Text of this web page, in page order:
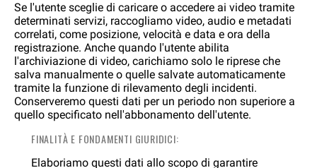
Se l'utente sceglie di caricare o accedere ai video tramite
determinati servizi, raccogliamo video, audio e metadati
correlati, come posizione, velocità e data e ora della
registrazione. Anche quando l'utente abilita
l'archiviazione di video, carichiamo solo le riprese che
salva manualmente o quelle salvate automaticamente
tramite la funzione di rilevamento degli incidenti.
Conserveremo questi dati per un periodo non superiore a
quello specificato nell'abbonamento dell'utente.
FINALITÀ E FONDAMENTI GIURIDICI:
Elaboriamo questi dati allo scopo di garantire